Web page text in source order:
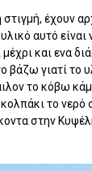
έχουν
αυτό
και ενα
βάζω γιατί το
το κόβω
το νερό
στην